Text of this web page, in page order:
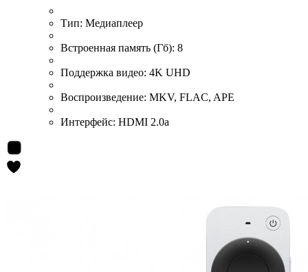
Тип: Медиаплеер
Встроенная память (Гб): 8
Поддержка видео: 4K UHD
Воспроизведение: MKV, FLAC, APE
Интерфейс: HDMI 2.0a